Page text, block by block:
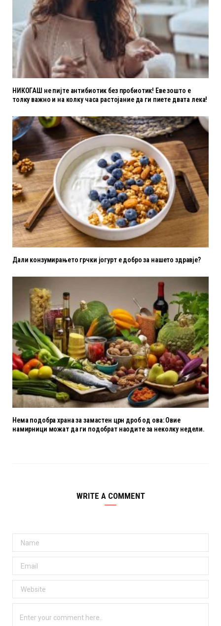
НИКОГАШ не пијте антибиотик без пробиотик! Еве зошто е
толку важно и на колку часа растојание да ги пиете двата лека!
Дали конзумирањето грчки јогурт е добро за нашето здравје?
Нема подобра храна за замастен црн дроб од ова: Овие
намирници можат да ги подобрат наодите за неколку недели.
WRITE A COMMENT